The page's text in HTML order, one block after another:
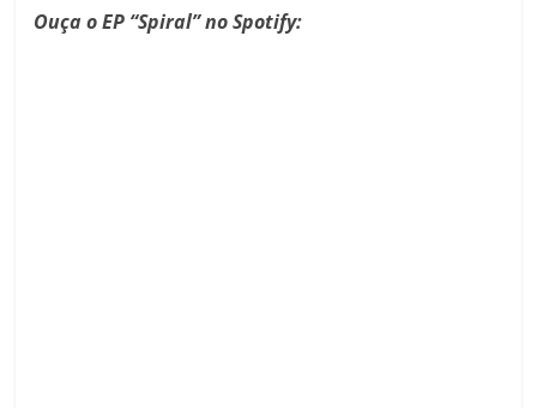
Ouça o EP “Spiral” no Spotify: